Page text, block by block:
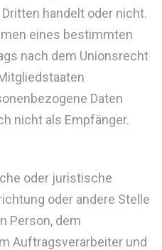
handelt oder nicht.
eines bestimmten
nach dem Unionsrecht
Daten
nicht als Empfänger.
oder juristische
oder andere Stelle
Person, dem
Auftragsverarbeiter und